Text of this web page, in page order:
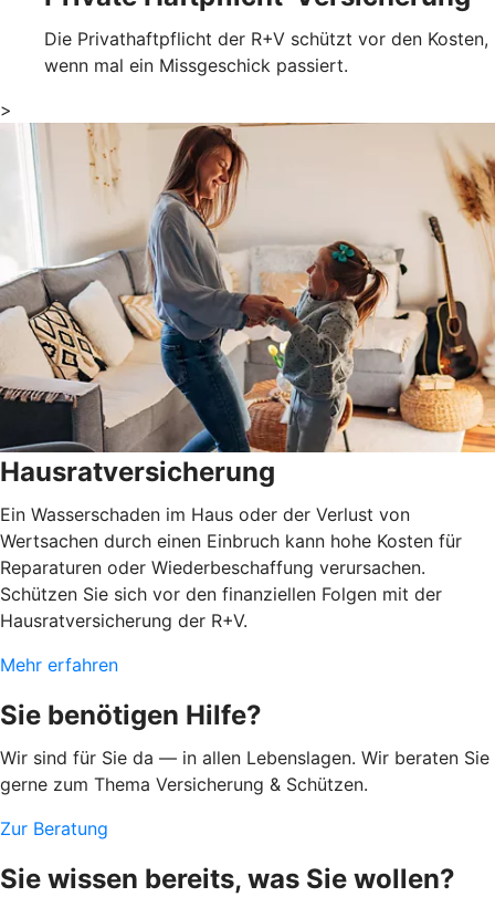
Die Privathaftpflicht der R+V schützt vor den Kosten,
wenn mal ein Missgeschick passiert.
>
Hausratversicherung
Ein Wasserschaden im Haus oder der Verlust von
Wertsachen durch einen Einbruch kann hohe Kosten für
Reparaturen oder Wiederbeschaffung verursachen.
Schützen Sie sich vor den finanziellen Folgen mit der
Hausratversicherung der R+V.
Mehr erfahren
Sie benötigen Hilfe?
Wir sind für Sie da — in allen Lebenslagen. Wir beraten Sie
gerne zum Thema Versicherung & Schützen.
Zur Beratung
Sie wissen bereits, was Sie wollen?